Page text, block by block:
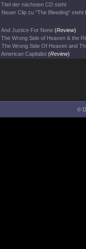
Titel der nächsten CD steht
Neuer Clip zu "The Bleeding" steht
And Justice For None (Review)
The Wrong Side of Heaven & the
The Wrong Side Of Heaven and
American Capitalist (Review)
©